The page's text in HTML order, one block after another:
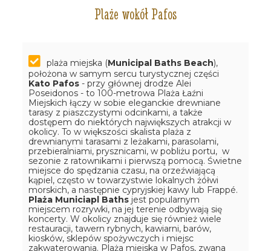
Plaże wokół Pafos
plaża miejska (Municipal Baths Beach),
położona w samym sercu turystycznej części
Kato Pafos - przy głównej drodze Alei
Poseidonos - to 100-metrowa Plaża Łaźni
Miejskich łączy w sobie eleganckie drewniane
tarasy z piaszczystymi odcinkami, a także
dostępem do niektórych największych atrakcji w
okolicy. To w większości skalista plaża z
drewnianymi tarasami z leżakami, parasolami,
przebieralniami, prysznicami, w pobliżu portu, w
sezonie z ratownikami i pierwszą pomocą. Świetne
miejsce do spędzania czasu, na orzeźwiającą
kąpiel, często w towarzystwie lokalnych żółwi
morskich, a następnie cypryjskiej kawy lub Frappé.
Plaża Municiapl Baths jest popularnym
miejscem rozrywki, na jej terenie odbywają się
koncerty. W okolicy znajduje się również wiele
restauracji, tawern rybnych, kawiarni, barów,
kiosków, sklepów spożywczych i miejsc
zakwaterowania. Plaża miejska w Pafos, zwana